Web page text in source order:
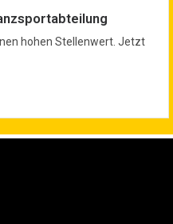
hohen Stellenwert. Jetzt